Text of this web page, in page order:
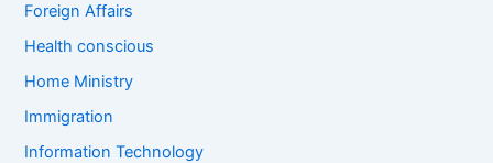
Foreign Affairs
Health conscious
Home Ministry
Immigration
Information Technology